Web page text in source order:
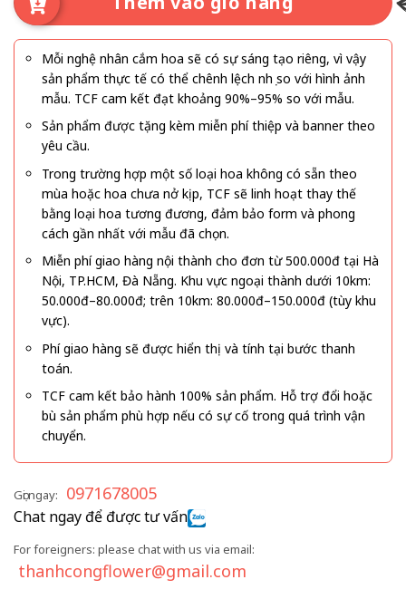
Mỗi nghệ nhân cắm hoa sẽ có sự sáng tạo riêng, vì vậy
sản phẩm thực tế có thể chênh lệch nhẹ so với hình ảnh
mẫu. TCF cam kết đạt khoảng 90%–95% so với mẫu.
Sản phẩm được tặng kèm miễn phí thiệp và banner theo
yêu cầu.
Trong trường hợp một số loại hoa không có sẵn theo
mùa hoặc hoa chưa nở kịp, TCF sẽ linh hoạt thay thế
bằng loại hoa tương đương, đảm bảo form và phong
cách gần nhất với mẫu đã chọn.
Miễn phí giao hàng nội thành cho đơn từ 500.000đ tại Hà
Nội, TP.HCM, Đà Nẵng. Khu vực ngoại thành dưới 10km:
50.000đ–80.000đ; trên 10km: 80.000đ–150.000đ (tùy khu
vực).
Phí giao hàng sẽ được hiển thị và tính tại bước thanh
toán.
TCF cam kết bảo hành 100% sản phẩm. Hỗ trợ đổi hoặc
bù sản phẩm phù hợp nếu có sự cố trong quá trình vận
chuyển.
Gọi ngay: 0971678005
Chat ngay để được tư vấn
For foreigners: please chat with us via email:
thanhcongflower@gmail.com